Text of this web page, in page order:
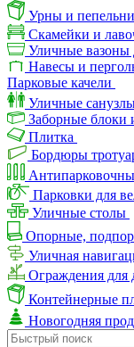
Урны и
Скамейки и
Уличные вазоны
Навесы и
Парковые качели
Уличные
Заборные блоки
Плитка
Бордюры
Парковки для
Уличные столы
Опорные,
Уличная
Ограждения для
Контейнерные
Новогодняя